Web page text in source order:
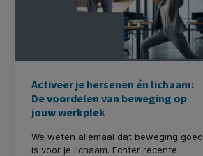
Activeer je hersenen én lichaam:
De voordelen van beweging op
jouw werkplek
We weten allemaal dat beweging goed
is voor je lichaam. Echter recente